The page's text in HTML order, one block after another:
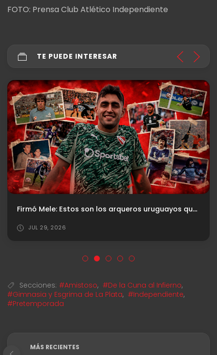
FOTO: Prensa Club Atlético Independiente
TE PUEDE INTERESAR
Firmó Mele: Estos son los arqueros uruguayos que dejaron una huella en Independiente
JUL 29, 2026
Secciones: #Amistoso, #De la Cuna al Infierno,
#Gimnasia y Esgrima de La Plata, #Independiente,
#Pretemporada
MÁS RECIENTES